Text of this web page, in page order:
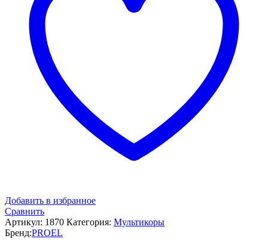
Добавить в избранное
Сравнить
Артикул: 1870 Категория: Мультикоры
Бренд:PROEL